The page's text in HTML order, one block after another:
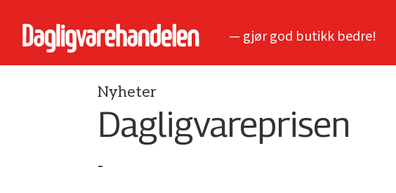
— gjør god butikk bedre!
Nyheter
Dagligvareprisen
-